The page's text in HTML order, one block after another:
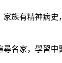
族有精神病
名家，學習